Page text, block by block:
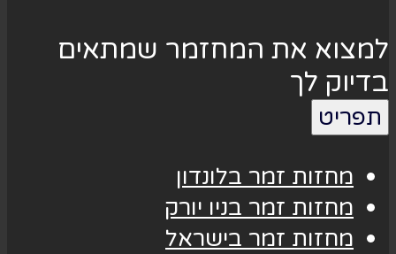
למצוא את המחזמר שמתאים
בדיוק לך
תפריט
מחזות זמר בלונדון
מחזות זמר בניו יורק
מחזות זמר בישראל